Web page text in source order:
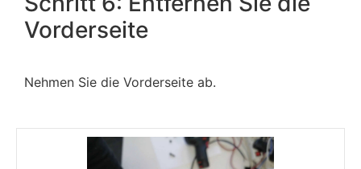
Vorderseite
Nehmen Sie die Vorderseite ab.